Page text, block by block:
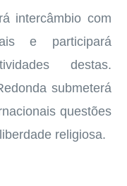
intercâmbio com
e participará
destas.
submeterá
questões
religiosa.